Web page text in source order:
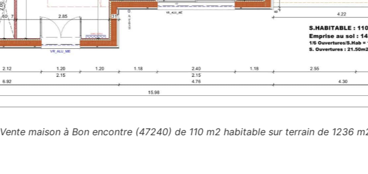
Vente maison à Bon encontre (47240) de 110 m2 habitable sur terrain de 1236 m2